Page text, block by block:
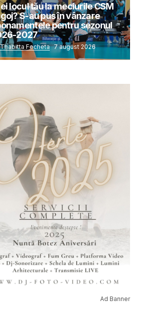
locul tău la meciurile CSM
S-au pus în vânzare
pentru sezonul
2027
Fecheta 7 august 2026
Ad Banner